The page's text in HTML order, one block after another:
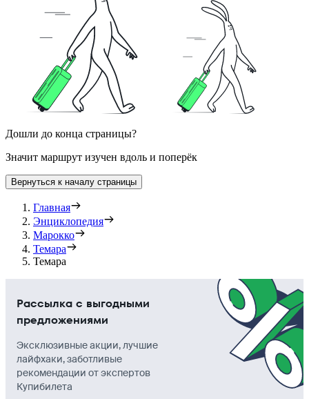
Дошли до конца страницы?
Значит маршрут изучен вдоль и поперёк
Вернуться к началу страницы
Главная
Энциклопедия
Марокко
Темара
Темара
Рассылка с выгодными
предложениями
Эксклюзивные акции, лучшие
лайфхаки, заботливые
рекомендации от экспертов
Купибилета